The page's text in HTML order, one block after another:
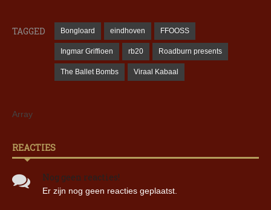
TAGGED Bongloard eindhoven FFOOSS
Ingmar Griffioen rb20 Roadburn presents
The Ballet Bombs Viraal Kabaal
Array
REACTIES
Nog geen reacties!
Er zijn nog geen reacties geplaatst.